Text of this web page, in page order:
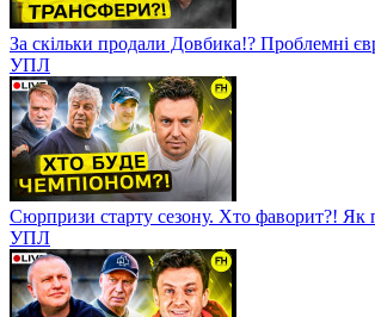
За скільки продали Довбика!? Проблемні
УПЛ
Сюрпризи старту сезону. Хто фаворит?! Як
УПЛ